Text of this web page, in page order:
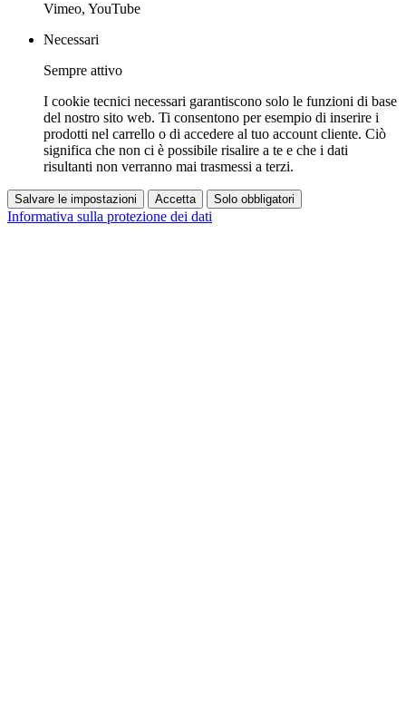
Vimeo, YouTube
Necessari
Sempre attivo
I cookie tecnici necessari garantiscono solo le funzioni di base
del nostro sito web. Ti consentono per esempio di inserire i
prodotti nel carrello o di accedere al tuo account cliente. Ciò
significa che non ci è possibile risalire a te e che i dati
risultanti non verranno mai trasmessi a terzi.
Salvare le impostazioni Accetta Solo obbligatori
Informativa sulla protezione dei dati